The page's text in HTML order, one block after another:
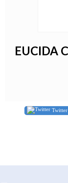
EUCIDA
Twitter